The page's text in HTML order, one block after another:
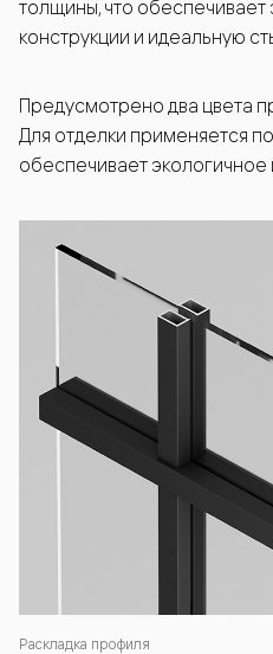
Раскладка профиля
толщины, что
конструкции и идеальную
Предусмотрено два цвета
Для отделки применяется
обеспечивает экологичное